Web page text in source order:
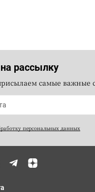
рассылку
самые важные
персональных данных